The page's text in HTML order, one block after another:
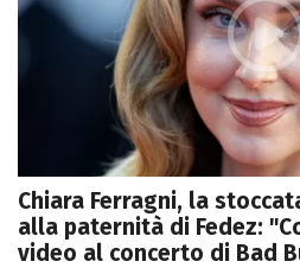
Chiara Ferragni, la
alla paternità di Fedez:
video al concerto di Bad